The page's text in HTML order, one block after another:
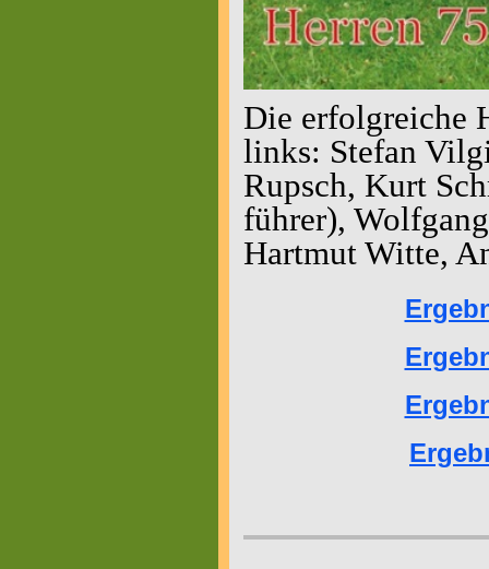
Die erfolgreiche
links: Stefan
Rupsch, Kurt
führer),
Hartmut Witte,